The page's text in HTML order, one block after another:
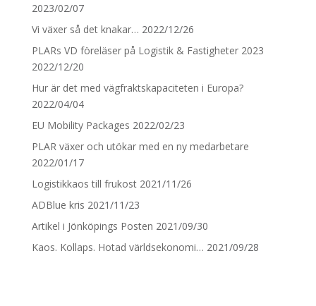
2023/02/07
Vi växer så det knakar… 2022/12/26
PLARs VD föreläser på Logistik & Fastigheter 2023
2022/12/20
Hur är det med vägfraktskapaciteten i Europa?
2022/04/04
EU Mobility Packages 2022/02/23
PLAR växer och utökar med en ny medarbetare
2022/01/17
Logistikkaos till frukost 2021/11/26
ADBlue kris 2021/11/23
Artikel i Jönköpings Posten 2021/09/30
Kaos. Kollaps. Hotad världsekonomi… 2021/09/28